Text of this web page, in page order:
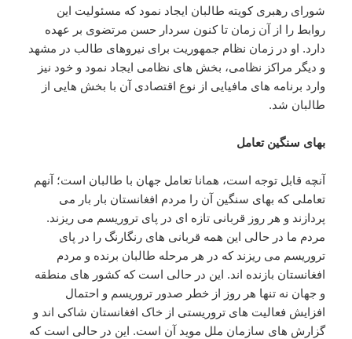
شورای رهبری کویته طالبان ایجاد نمود که مسئولیت این
روابط را از آن زمان تا کنون سردار حسن مرتضوی بر عهده
دارد. او در زمان نظام جمهوریت برای نیروهای طالب در مشهد
و دیگر مراکز نظامی، بخش های نظامی ایجاد نمود و خود نیز
وارد برنامه های مافیایی از نوع اقتصادی آن با بخش هایی از
طالبان شد.
بهای سنگین تعامل
آنچه قابل توجه است، همانا تعامل جهان با طالبان است؛ آنهم
تعاملی که بهای سنگین آن را مردم افغانستان بار بار می
پردازند و هر روز قربانی تازه ای در پای تروریسم می ریزند.
مردم ما در حالی این همه قربانی های رنگارنگ را در پای
تروریسم می ریزند که در هر مرحله طالبان برنده و مردم
افغانستان بازنده اند. این در حالی است که کشور های منطقه
و جهان نه تنها هر روز از خطر صدور تروریسم و احتمال
افزایش فعالیت های تروریستی از خاک افغانستان شاکی اند و
گزارش های سازمان ملل موید آن است. این در حالی است که